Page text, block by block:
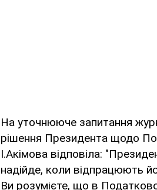
На уточнююче запитання
рішення Президента щодо
І.Акімова відповіла:
надійде, коли відпрацюють
Ви розумієте, що в